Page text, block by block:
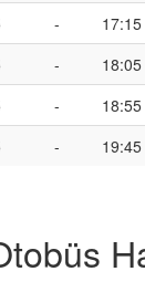
- 17:15
- 18:05
- 18:55
- 19:45